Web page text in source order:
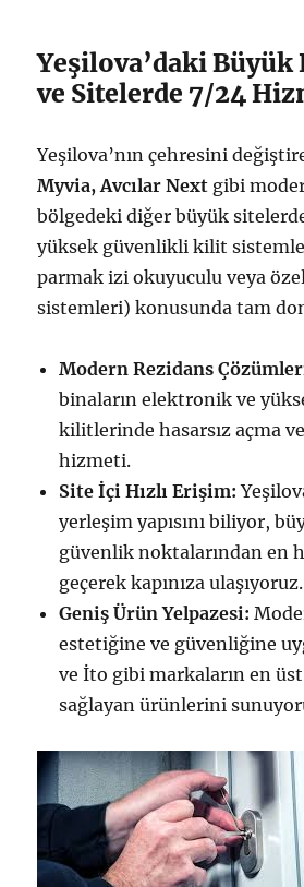
Yeşilova’daki Büyük
ve Sitelerde 7/24
Yeşilova’nın çehresini
Myvia, Avcılar Next gibi
bölgedeki diğer büyük
yüksek güvenlikli kilit
parmak izi okuyuculu veya
sistemleri) konusunda tam
Modern Rezidans
binaların elektronik ve
kilitlerinde hasarsız açma
hizmeti.
Site İçi Hızlı Erişim:
yerleşim yapısını biliyor,
güvenlik noktalarından en
geçerek kapınıza ulaşıyoruz.
Geniş Ürün Yelpazesi:
estetiğine ve güvenliğine
ve İto gibi markaların en
sağlayan ürünlerini